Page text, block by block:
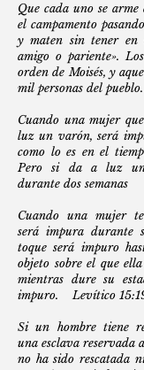
Que cada uno se
el campamento
y maten sin tener en
amigo o pariente».
orden de Moisés, y
mil personas del
Cuando una mujer
luz un varón, será
como lo es en el
Pero si da a luz
durante dos
Cuando una mujer
será impura durante
toque será impuro
objeto sobre el que
mientras dure su
impuro. Levítico
Si un hombre tiene
una esclava reservada
no ha sido rescatada